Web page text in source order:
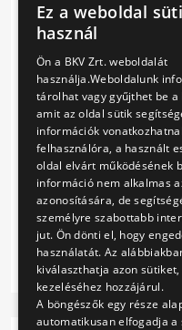
A közbeszerzési
szerződések, a
szerződések
az EKR-ben
https://ekr.gov.hu/
szerzodestar/hu/
A „Kulcsszavak”
Közlekedési
Részvénytársaság
keresett
érhetők el a
Ez a weboldal
használ
Ön a BKV Zrt. weboldalát
használja.Weboldalunk
tárolhat vagy gyűjthet be a
amit az oldal sütik
információk
felhasználóra, a használt
oldal elvárt működésének
információ nem alkalmas
azonosítására, de
személyre szabottabb
jut. Ön dönti el, hogy
használatát. Az
kiválaszthatja azon
kezeléséhez hozzájárul.
A böngészők egy része
automatikusan elfogadja a